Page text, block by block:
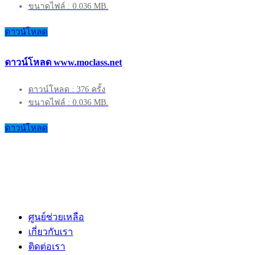
ขนาดไฟล์ : 0.036 MB.
ดาวน์โหลด
ดาวน์โหลด www.moclass.net
ดาวน์โหลด : 376 ครั้ง
ขนาดไฟล์ : 0.036 MB.
ดาวน์โหลด
ศูนย์ช่วยเหลือ
เกี่ยวกับเรา
ติดต่อเรา